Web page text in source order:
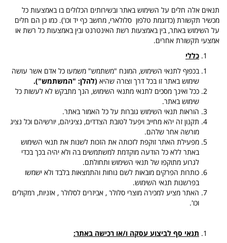
תנאים אלה חלים על השימוש באתר ובשירותים הכלולים בו באמצעות כל
מכשיר תקשורת (כדוגמת טלפון סלולארי, מחשב כף יד וכו'). כמו כן הם חלים
על השימוש באתר, בין באמצעות רשת האינטרנט ובין באמצעות כל רשת או
אמצעי תקשורת אחרים.
כללי
בכפוף לתנאי השימוש, המונח "משתמש" משמעו כל אדם אשר עושה
שימוש באתר זו בכל דרך וצורה שהיא (להלן: "המשתמש").
ככל ואינך מסכים לתנאי מתנאי השימוש, הנך מתבקש לא לעשות כל
שימוש באתר.
הוראות תנאי השימוש גוברות על כל האמור באתר.
תקנון זה יהא מחייב ויפעל לטובת הצדדים, נציגיהם, יורשיהם וכל נציג
מורשה אחר שלהם.
מפעילת האתר זוקפת לזכותה את הזכות לשנות את תנאי השימוש
באתר ללא כל הודעה מוקדמת למשתמשים בה ולא יהיה בכך בכדי
לגרוע מתוקפו של תנאי השימוש ותחולתם.
כותרות הפרקים מובאות לשם נוחות והתמצאות בלבד ולא ישמשו
בפרשנות תנאי השימוש.
האתר מציע למכירה מוצרי סלולר , אביזרים לסלולר , אזניות, רמקולים
וכו'.
תנאי סף לביצוע עסקה ו/או רכישה באתר: